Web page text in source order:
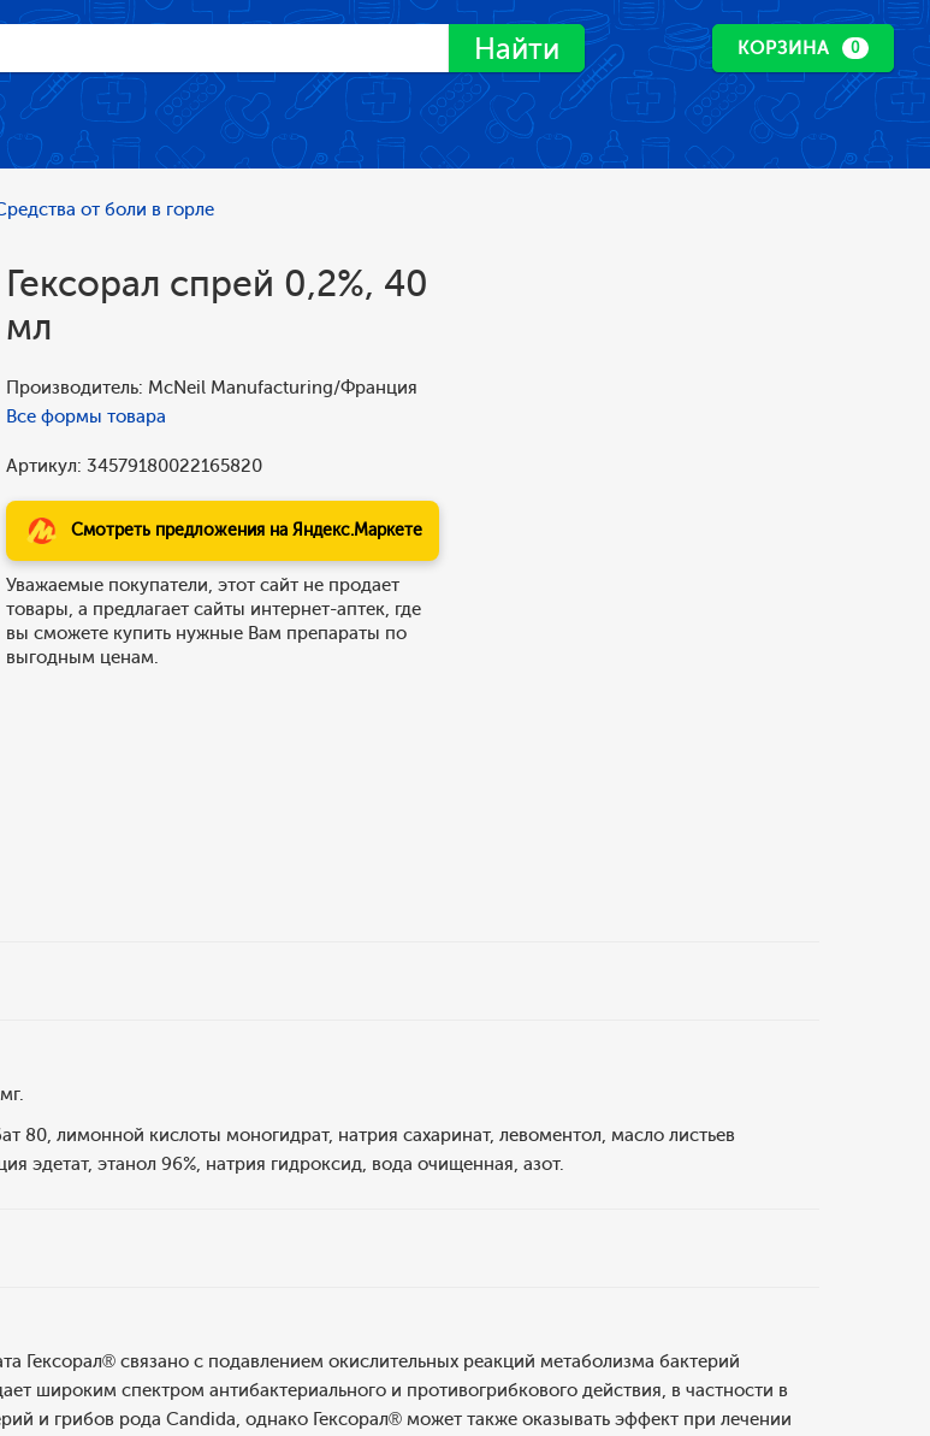
Найти КОРЗИНА 0
от боли в горле
Гексорал спрей 0,2%, 40
мл
Производитель: McNeil Manufacturing/Франция
Все формы товара
Артикул: 34579180022165820
Смотреть предложения на Яндекс.Маркете
Уважаемые покупатели, этот сайт не продает
товары, а предлагает сайты интернет-аптек, где
вы сможете купить нужные Вам препараты по
выгодным ценам.
80, лимонной кислоты моногидрат, натрия сахаринат, левоментол, масло листьев
эдетат, этанол 96%, натрия гидроксид, вода очищенная, азот.
Гексорал® связано с подавлением окислительных реакций метаболизма бактерий
широким спектром антибактериального и противогрибкового действия, в частности в
и грибов рода Candida, однако Гексорал® может также оказывать эффект при лечении